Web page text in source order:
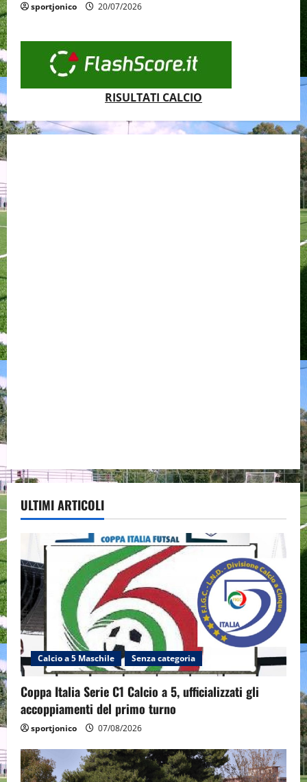
sportjonico 20/07/2026
RISULTATI CALCIO
ULTIMI ARTICOLI
Calcio a 5 Maschile Senza categoria
Coppa Italia Serie C1 Calcio a 5, ufficializzati gli
accoppiamenti del primo turno
sportjonico 07/08/2026